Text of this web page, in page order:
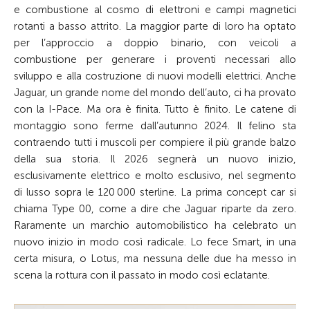
e combustione al cosmo di elettroni e campi magnetici
rotanti a basso attrito. La maggior parte di loro ha optato
per l’approccio a doppio binario, con veicoli a
combustione per generare i proventi necessari allo
sviluppo e alla costruzione di nuovi modelli elettrici. Anche
Jaguar, un grande nome del mondo dell’auto, ci ha provato
con la I-Pace. Ma ora è finita. Tutto è finito. Le catene di
montaggio sono ferme dall’autunno 2024. Il felino sta
contraendo tutti i muscoli per compiere il più grande balzo
della sua storia. Il 2026 segnerà un nuovo inizio,
esclusivamente elettrico e molto esclusivo, nel segmento
di lusso sopra le 120 000 sterline. La prima concept car si
chiama Type 00, come a dire che Jaguar riparte da zero.
Raramente un marchio automobilistico ha celebrato un
nuovo inizio in modo così radicale. Lo fece Smart, in una
certa misura, o Lotus, ma nessuna delle due ha messo in
scena la rottura con il passato in modo così eclatante.